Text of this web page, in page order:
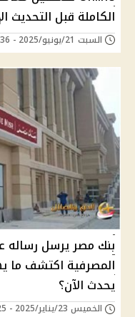
الكاملة قبل التحديث
السبت 21/يونيو/2025 - 12:36 ص
بنك مصر يرسل رساله
المصرفية اكتشف ما
يحدث الآن؟
الخميس 23/يناير/2025 - 10:25 ص